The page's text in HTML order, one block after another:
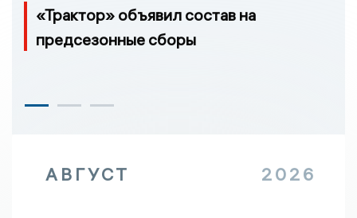
«Трактор» объявил состав на
предсезонные сборы
АВГУСТ 2026